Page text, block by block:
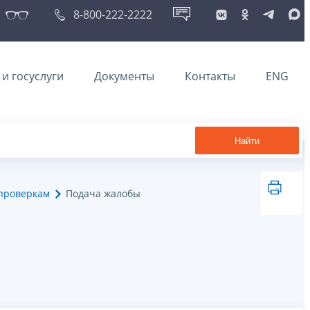
8-800-222-2222
госуслуги Документы Контакты ENG
Найти
Подача жалобы